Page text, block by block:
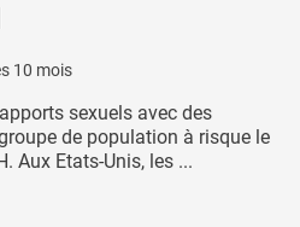
10 mois
sexuels avec des
de population à risque le
Aux Etats-Unis, les ...